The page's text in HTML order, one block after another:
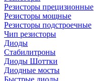
Резисторы прецизионные
Резисторы мощные
Резисторы подстроечные
Чип резисторы
Диоды
Стабилитроны
Диоды Шоттки
Диодные мосты
Быстрые диоды